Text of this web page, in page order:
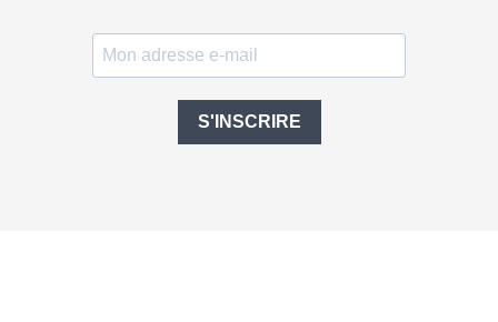
S'INSCRIRE